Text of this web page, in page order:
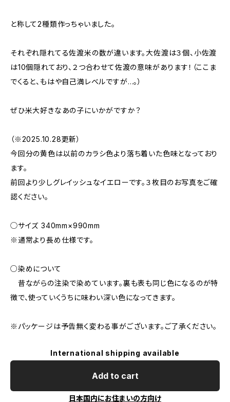
と称して2種類作っちゃいました。
それぞれ隠れてる佐渡米の数が違います。大佐渡は３個、小佐渡
は10個隠れており、２つ合わせて佐渡の意味があります！（ここま
でくると、もはや自己満レベルですが…。 ）
ぜひ米大好きなあの子にいかがですか？
（※2025.10.28更新）
今回分の黄色は以前のカラシ色より落ち着いた色味となっており
ます。
前回より少しグレイッシュなイエローです。３枚目のお写真をご確
認ください。
◯サイズ 340mm×990mm
※通常より長め仕様です。
○染めについて
昔ながらの注染で染めています。裏も表も同じ色になるのが特
徴で、使っていくうちに味わい深い色になってきます。
※パッケージは予告無く変わる事がございます。ご了承ください。
International shipping available
Add to cart
日本国内にお住まいの方向け